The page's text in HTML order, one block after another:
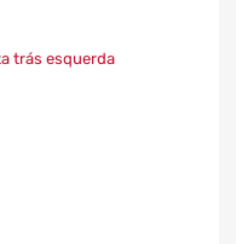
trás esquerda